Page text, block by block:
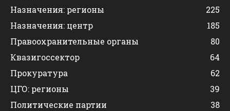
Назначения: регионы
225
Назначения: центр
185
Правоохранительные органы
80
Квазигоссектор
64
Прокуратура
62
ЦГО: регионы
39
Политические партии
38